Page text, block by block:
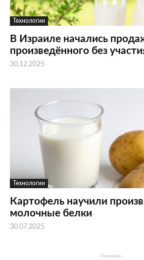
Технологии
В Израиле начались
произведённого без
30.12.2025
Технологии
Картофель научили
молочные белки
30.07.2025
- Реклама -